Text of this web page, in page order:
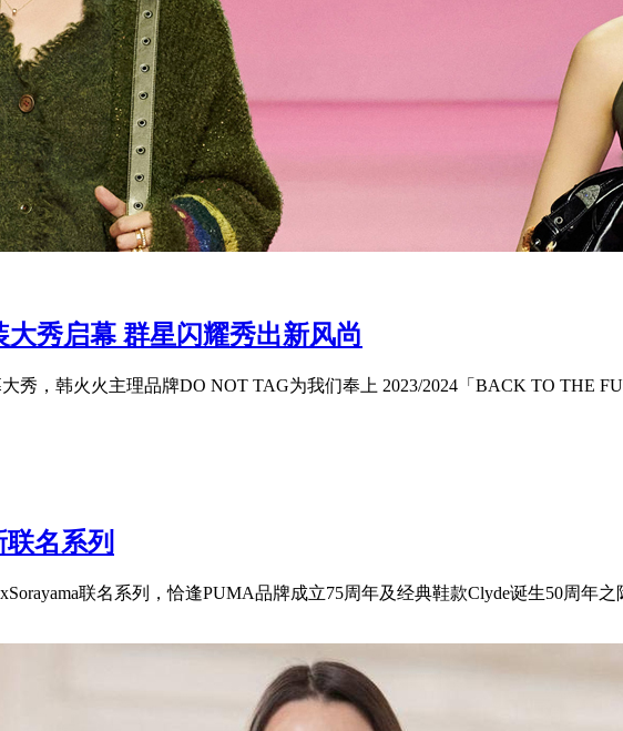
大秀启幕 群星闪耀秀出新风尚
秀，韩火火主理品牌DO NOT TAG为我们奉上 2023/2024「BACK TO THE
名系列
联名系列，恰逢PUMA品牌成立75周年及经典鞋款Clyde诞生50周年